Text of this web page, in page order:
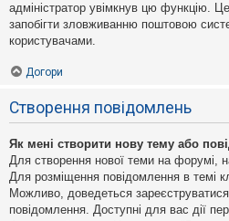
адміністратор увімкнув цю функцію.
запобігти зловживанню поштовою
користувачами.
Догори
Створення повідомлень
Як мені створити нову тему або
Для створення нової теми на форумі,
Для розміщення повідомлення в темі
Можливо, доведеться
повідомлення. Доступні для вас дії